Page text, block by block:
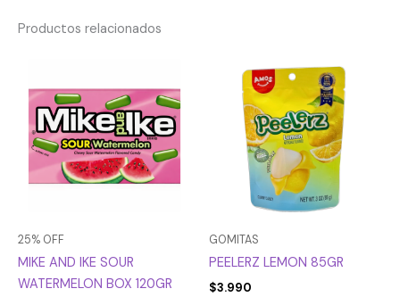
Productos relacionados
25% OFF
MIKE AND IKE SOUR
WATERMELON BOX 120GR
original
era:
$3.990.
actual
es:
$2.993.
GOMITAS
PEELERZ LEMON 85GR
$3.990